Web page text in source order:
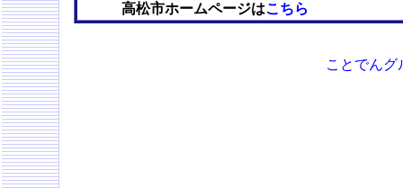
高松市ホームページはこちら
ことでんグ